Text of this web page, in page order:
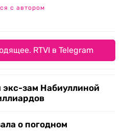
с автором
RTVI в Telegram
зам Набиуллиной
о погодном